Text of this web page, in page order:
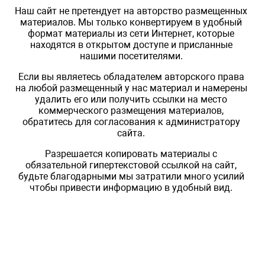
Наш сайт не претендует на авторство размещенных
материалов. Мы только конвертируем в удобный
формат материалы из сети Интернет, которые
находятся в открытом доступе и присланные
нашими посетителями.
Если вы являетесь обладателем авторского права
на любой размещенный у нас материал и намерены
удалить его или получить ссылки на место
коммерческого размещения материалов,
обратитесь для согласования к администратору
сайта.
Разрешается копировать материалы с
обязательной гипертекстовой ссылкой на сайт,
будьте благодарными мы затратили много усилий
чтобы привести информацию в удобный вид.